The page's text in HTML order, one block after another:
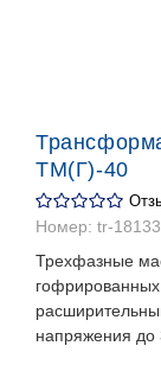
ТМ(Г)-40
Номер: tr-
Трехфазные
напряжения до